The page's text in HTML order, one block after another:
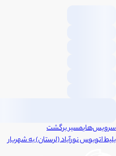
سرویس‌هایمسیر برگشت
بلیط اتوبوسنورآباد (لرستان)بهشهریار